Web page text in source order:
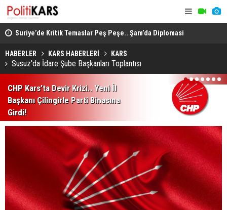
Suriye’de Kritik Temaslar Peş Peşe.. Şam’da Diplomasi
ve Güvenlik Gündemi Öne Çıktı!
HABERLER KARS HABERLERİ KARS
Susuz’da İdare Şube Başkanları Toplantısı
CHP Kars’ta Devir Krizi.. Yeni İl
Başkanı Çilingirle Parti Binasına
Girdi!
1 2 3 4 5 6 7